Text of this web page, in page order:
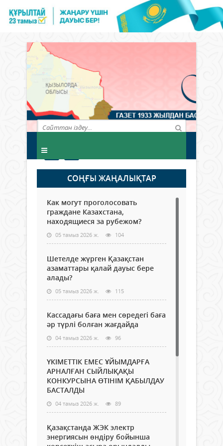
СОҢҒЫ ЖАҢАЛЫҚТАР
Как могут проголосовать
граждане Казахстана,
находящиеся за рубежом?
05 тамыз 2026 ж. 104
Шетелде жүрген Қазақстан
азаматтары қалай дауыс бере
алады?
05 тамыз 2026 ж. 115
Кассадағы баға мен сөредегі баға
әр түрлі болған жағдайда
04 тамыз 2026 ж. 96
ҮКІМЕТТІК ЕМЕС ҰЙЫМДАРҒА
АРНАЛҒАН СЫЙЛЫҚАҚЫ
КОНКУРСЫНА ӨТІНІМ ҚАБЫЛДАУ
БАСТАЛДЫ
04 тамыз 2026 ж. 89
Қазақстанда ЖЭК электр
энергиясын өндіру бойынша